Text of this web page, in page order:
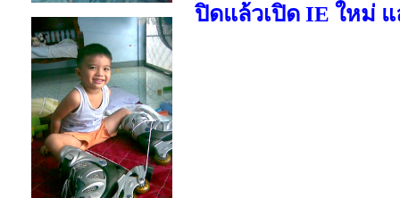
ปิดแล้วเปิด IE ใหม่